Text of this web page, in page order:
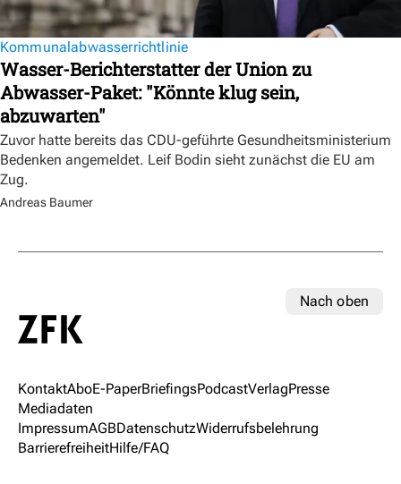
Kommunalabwasserrichtlinie
Wasser-Berichterstatter der Union zu
Abwasser-Paket: "Könnte klug sein,
abzuwarten"
Zuvor hatte bereits das CDU-geführte Gesundheitsministerium
Bedenken angemeldet. Leif Bodin sieht zunächst die EU am
Zug.
Andreas Baumer
Nach oben
KontaktAboE-PaperBriefingsPodcastVerlagPresse
Mediadaten
ImpressumAGBDatenschutzWiderrufsbelehrung
BarrierefreiheitHilfe/FAQ